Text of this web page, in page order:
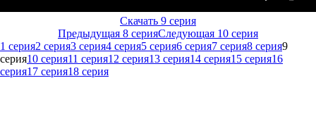
Скачать 9 серия
Предыдущая 8 серияСледующая 10 серия
1 серия2 серия3 серия4 серия5 серия6 серия7 серия8 серия9
серия10 серия11 серия12 серия13 серия14 серия15 серия16
серия17 серия18 серия